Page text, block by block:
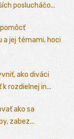
poslucháčo...
a jej témami, hoci
ako diváci
rozdielnej in...
ako sa
zabez...